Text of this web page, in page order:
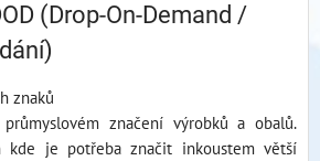
(Drop-On-Demand /
znaků
značení výrobků a obalů.
kde je potřeba značit inkoustem větší